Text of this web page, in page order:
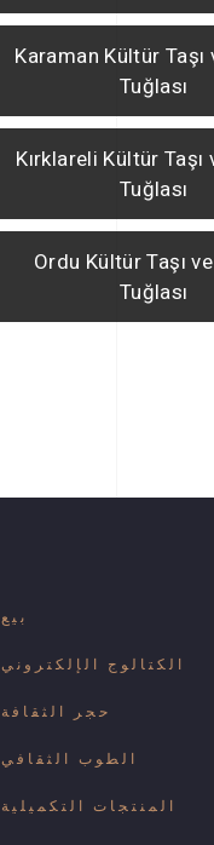
Karaman Kültür
Tuğlası
Kırklareli Kültür
Tuğlası
Ordu Kültür Taşı
Tuğlası
بيع
الكتالوج الإلكتروني
حجر الثقافة
الطوب الثقافي
المنتجات التكميلية